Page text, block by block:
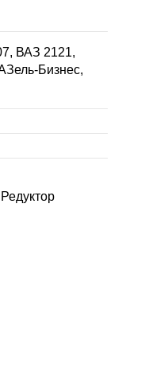
ВАЗ 2121,
Бизнес,
Редуктор